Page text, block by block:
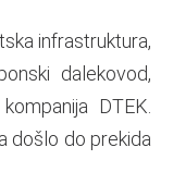
infrastruktura,
dalekovod,
DTEK.
došlo do prekida